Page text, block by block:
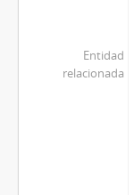
Entidad
relacionada